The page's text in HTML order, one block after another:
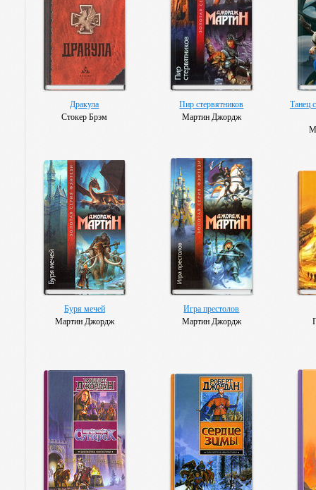
Дракула
Стокер Брэм
Пир стервятников
Мартин Джордж
Танец
Буря мечей
Мартин Джордж
Игра престолов
Мартин Джордж